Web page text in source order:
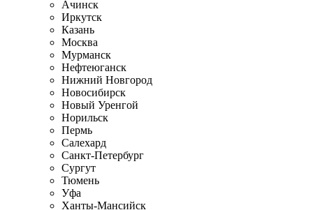
Ачинск
Иркутск
Казань
Москва
Мурманск
Нефтеюганск
Нижний Новгород
Новосибирск
Новый Уренгой
Норильск
Пермь
Салехард
Санкт-Петербург
Сургут
Тюмень
Уфа
Ханты-Мансийск